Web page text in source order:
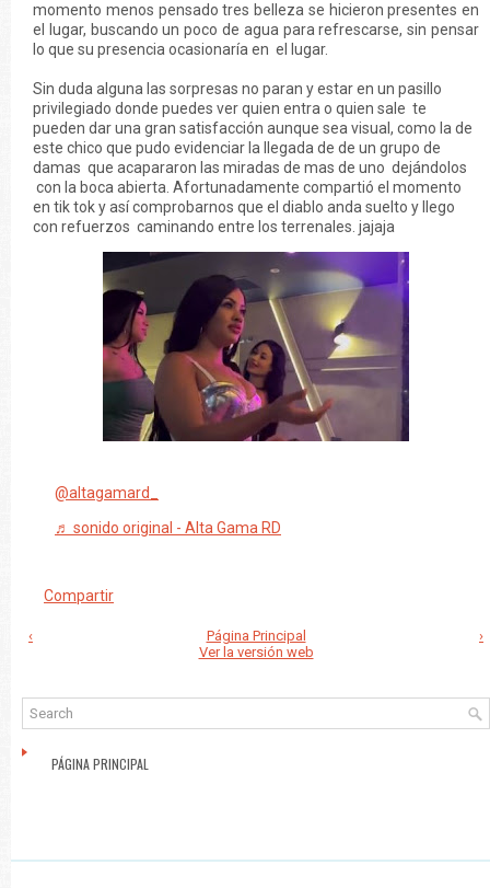
momento menos pensado tres belleza se hicieron presentes en
el lugar, buscando un poco de agua para refrescarse, sin pensar
lo que su presencia ocasionaría en el lugar.
Sin duda alguna las sorpresas no paran y estar en un pasillo
privilegiado donde puedes ver quien entra o quien sale te
pueden dar una gran satisfacción aunque sea visual, como la de
este chico que pudo evidenciar la llegada de de un grupo de
damas que acapararon las miradas de mas de uno dejándolos
con la boca abierta. Afortunadamente compartió el momento
en tik tok y así comprobarnos que el diablo anda suelto y llego
con refuerzos caminando entre los terrenales. jajaja
@altagamard_
♬ sonido original - Alta Gama RD
Compartir
‹ ›
Página Principal
Ver la versión web
PÁGINA PRINCIPAL